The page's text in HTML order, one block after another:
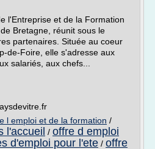
l'Entreprise et de la Formation
Bretagne, réunit sous le
partenaires. Située au coeur
de-Foire, elle s'adresse aux
salariés, aux chefs...
l emploi et de la formation /
l'accueil / offre d emploi
d'emploi pour l'ete / offre